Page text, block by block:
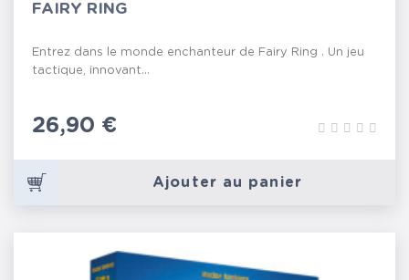
FAIRY RING
Entrez dans le monde enchanteur de Fairy Ring . Un jeu
tactique, innovant...
Prix
26,90 €
Ajouter au panier